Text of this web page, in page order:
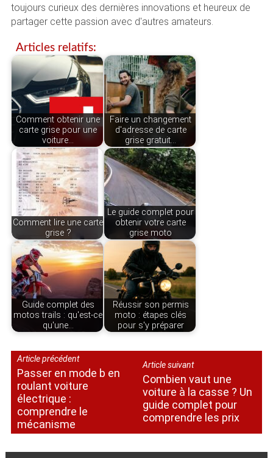
toujours curieux des dernières innovations et heureux de
partager cette passion avec d'autres amateurs.
Articles relatifs:
Comment obtenir une
carte grise pour une
voiture…
Faire un changement
d'adresse de carte
grise gratuit…
Comment lire une carte
grise ?
Le guide complet pour
obtenir votre carte
grise moto
Guide complet des
motos trails : qu'est-ce
qu'une…
Réussir son permis
moto : étapes clés
pour s'y préparer
Article précédent
Passer en mode b en
roulant voiture
électrique :
comprendre le
mécanisme
Article suivant
Combien vaut une
voiture à la casse ? Un
guide complet pour
comprendre les prix